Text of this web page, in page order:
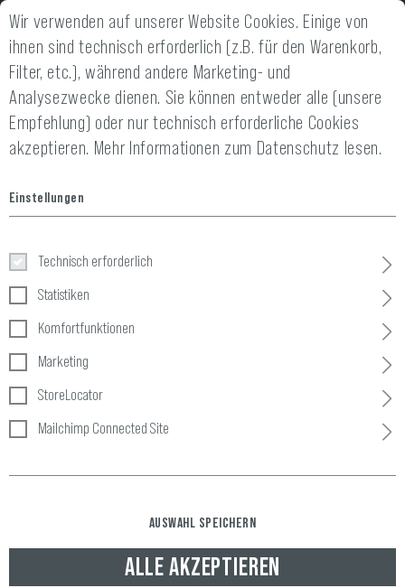
2 JAHRE GEWÄHRLEISTUNG 14 TAGE GELD-
Single 40mm Grenade Pouch
LAGERND, GELIEFERT NACH DEUTSCHLAND IN 2-3 WERKTAGEN
Wir verwenden auf unserer Website Cookies. Einige von
ihnen sind technisch erforderlich (z.B. für den Warenkorb,
Filter, etc.), während andere Marketing- und
Analysezwecke dienen. Sie können entweder alle (unsere
Empfehlung) oder nur technisch erforderliche Cookies
akzeptieren. Mehr Informationen zum Datenschutz lesen.
Einstellungen
Technisch erforderlich
Statistiken
Komfortfunktionen
Marketing
StoreLocator
Mailchimp Connected Site
AUSWAHL SPEICHERN
ALLE AKZEPTIEREN